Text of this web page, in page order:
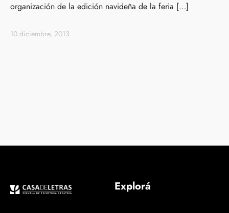
organización de la edición navideña de la feria […]
10 diciembre, 2013
Explorá